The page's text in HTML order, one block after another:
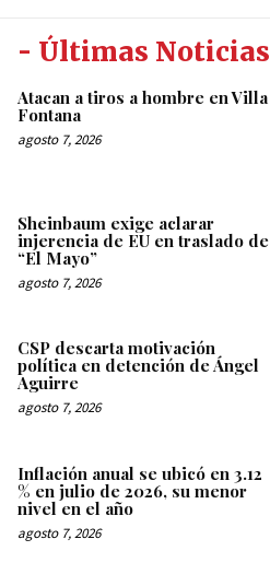
- Últimas Noticias
Atacan a tiros a hombre en Villa
Fontana
agosto 7, 2026
Sheinbaum exige aclarar
injerencia de EU en traslado de
“El Mayo”
agosto 7, 2026
CSP descarta motivación
política en detención de Ángel
Aguirre
agosto 7, 2026
Inflación anual se ubicó en 3.12
% en julio de 2026, su menor
nivel en el año
agosto 7, 2026